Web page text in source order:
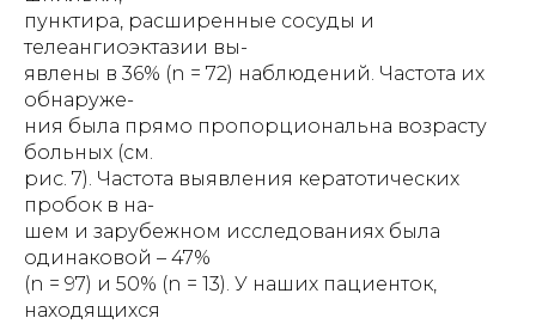
пунктира, расширенные сосуды и
телеангиоэктазии вы-
явлены в 36% (n = 72) наблюдений. Частота их
обнаруже-
ния была прямо пропорциональна возрасту
больных (см.
рис. 7). Частота выявления кератотических
пробок в на-
шем и зарубежном исследованиях была
одинаковой – 47%
(n = 97) и 50% (n = 13). У наших пациенток,
находящихся